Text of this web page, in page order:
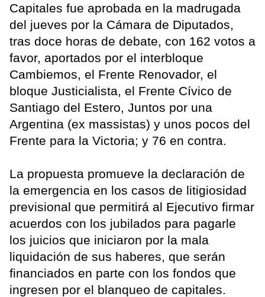
Capitales fue aprobada en la madrugada
del jueves por la Cámara de Diputados,
tras doce horas de debate, con 162 votos a
favor, aportados por el interbloque
Cambiemos, el Frente Renovador, el
bloque Justicialista, el Frente Cívico de
Santiago del Estero, Juntos por una
Argentina (ex massistas) y unos pocos del
Frente para la Victoria; y 76 en contra.
La propuesta promueve la declaración de
la emergencia en los casos de litigiosidad
previsional que permitirá al Ejecutivo firmar
acuerdos con los jubilados para pagarle
los juicios que iniciaron por la mala
liquidación de sus haberes, que serán
financiados en parte con los fondos que
ingresen por el blanqueo de capitales.